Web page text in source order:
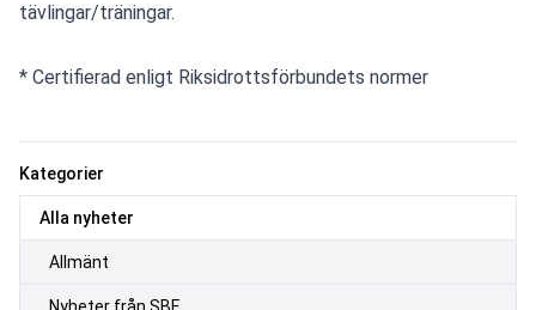
Kategorier
Alla nyheter
Allmänt
tävlingar/träningar.
* Certifierad enligt Riksidrottsförbundets normer